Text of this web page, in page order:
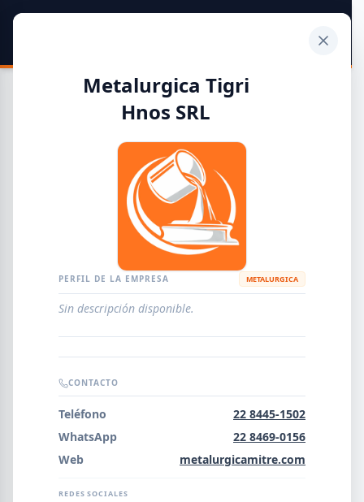
Guía de Empresas Metalúrgicas y Siderúrgicas
METALÚRGICAS
EMPRESAS AGREGAR EMPRESA 0RESULTADOS
Metalurgica Tigri
Hnos SRL
PERFIL DE LA EMPRESA METALURGICA
Sin descripción disponible.
CONTACTO
Teléfono
22 8445-1502
WhatsApp
22 8469-0156
Web
metalurgicamitre.com
REDES SOCIALES